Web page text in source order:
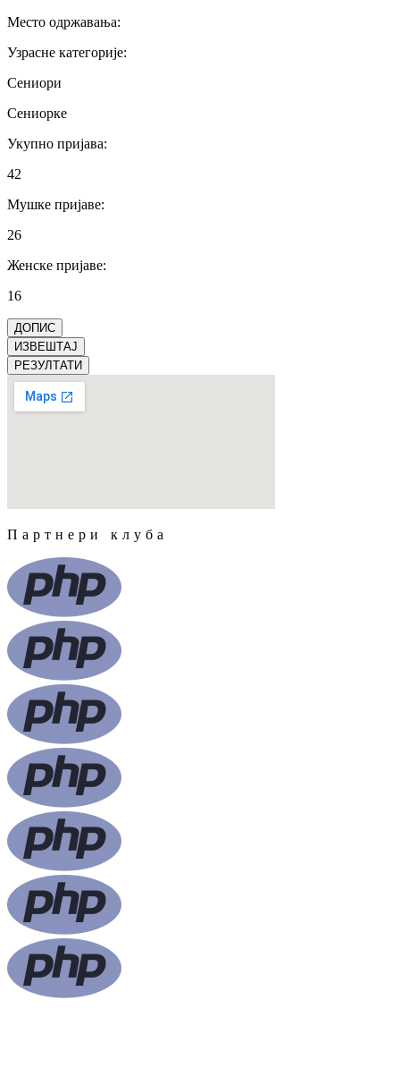
Место одржавања:
Узрасне категорије:
Сениори
Сениорке
Укупно пријава:
42
Мушке пријаве:
26
Женске пријаве:
16
ДОПИС
ИЗВЕШТАЈ
РЕЗУЛТАТИ
Партнери клуба